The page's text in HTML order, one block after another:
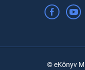
© eKönyv